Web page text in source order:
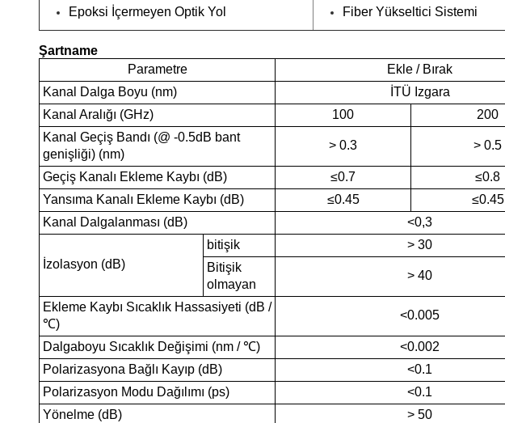
Epoksi İçermeyen Optik Yol
Fiber Yükseltici Sistemi
Şartname
Parametre
Ekle / Bırak
Kanal Dalga Boyu (nm)
İTÜ Izgara
Kanal Aralığı (GHz)
100
200
Kanal Geçiş Bandı (@ -0.5dB bant
genişliği) (nm)
> 0.3 > 0.5
Geçiş Kanalı Ekleme Kaybı (dB) ≤0.7
≤0.8
Yansıma Kanalı Ekleme Kaybı (dB)
≤0.45
≤0.45
Kanal Dalgalanması (dB)
<0,3
İzolasyon (dB)
bitişik
> 30
Bitişik
olmayan
> 40
Ekleme Kaybı Sıcaklık Hassasiyeti (dB /
℃)
<0.005
Dalgaboyu Sıcaklık Değişimi (nm / ℃)
<0.002
Polarizasyona Bağlı Kayıp (dB)
<0.1
Polarizasyon Modu Dağılımı (ps)
<0.1
Yönelme (dB)
> 50